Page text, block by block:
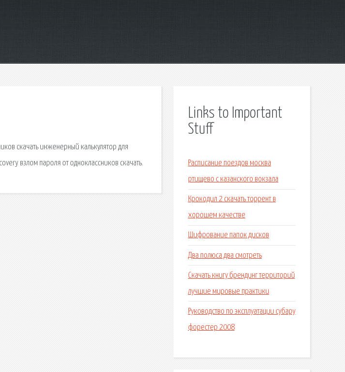
скачать инженерный калькулятор для
взлом пароля от одноклассников скачать.
Links to Important
Stuff
Расписание поездов москва
ртищево с казанского вокзала
Крокодил 2 скачать торрент в
хорошем качестве
Шифрование папок дисков
Два полюса два смотреть
Скачать книгу брендинг территорий
лучшие мировые практики
Руководство по эксплуатации субару
форестер 2008